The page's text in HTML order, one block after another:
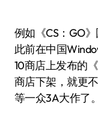
例如《CS：GO
此前在中国
10商店上发布的
商店下架，就更
等一众3A大作了。